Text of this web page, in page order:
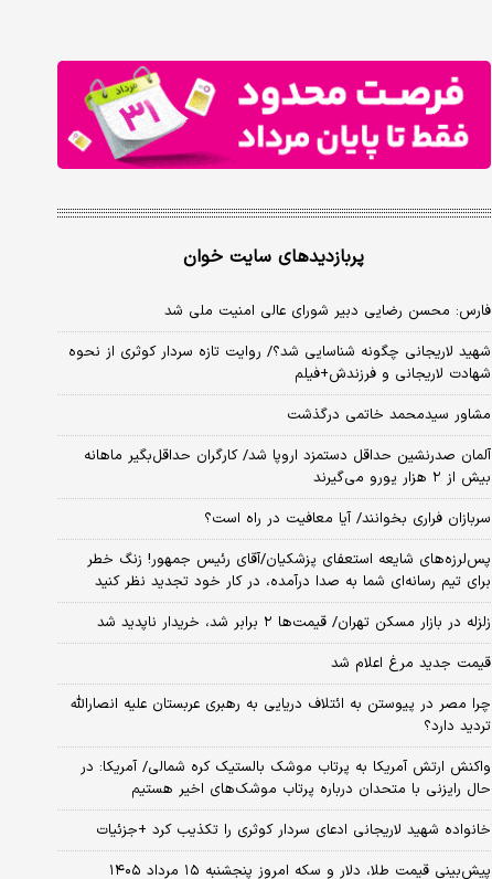
پربازدیدهای سایت خوان
فارس: محسن رضایی دبیر شورای عالی امنیت ملی شد
شهید لاریجانی چگونه شناسایی شد؟/ روایت تازه سردار کوثری از نحوه
شهادت لاریجانی و فرزندش+فیلم
مشاور سیدمحمد خاتمی درگذشت
آلمان صدرنشین حداقل دستمزد اروپا شد/ کارگران حداقل‌بگیر ماهانه
بیش از ۲ هزار یورو می‌گیرند
سربازان فراری بخوانند/ آیا معافیت در راه است؟
پس‌لرزه‌های شایعه استعفای پزشکیان/آقای رئیس جمهور! زنگ خطر
برای تیم رسانه‌ای شما به صدا درآمده، در کار خود تجدید نظر کنید
زلزله در بازار مسکن تهران/ قیمت‌ها ۲ برابر شد، خریدار ناپدید شد
قیمت جدید مرغ اعلام شد
چرا مصر در پیوستن به ائتلاف دریایی به رهبری عربستان علیه انصارالله
تردید دارد؟
واکنش ارتش آمریکا به پرتاب موشک بالستیک کره شمالی/ آمریکا: در
حال رایزنی با متحدان درباره پرتاب موشک‌های اخیر هستیم
خانواده شهید لاریجانی ادعای سردار کوثری را تکذیب کرد +جزئیات
پیش‌بینی قیمت طلا، دلار و سکه امروز پنجشنبه ۱۵ مرداد ۱۴۰۵